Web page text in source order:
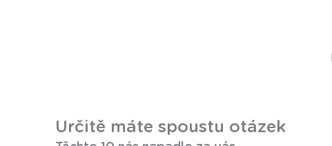
Určitě máte spoustu otázek